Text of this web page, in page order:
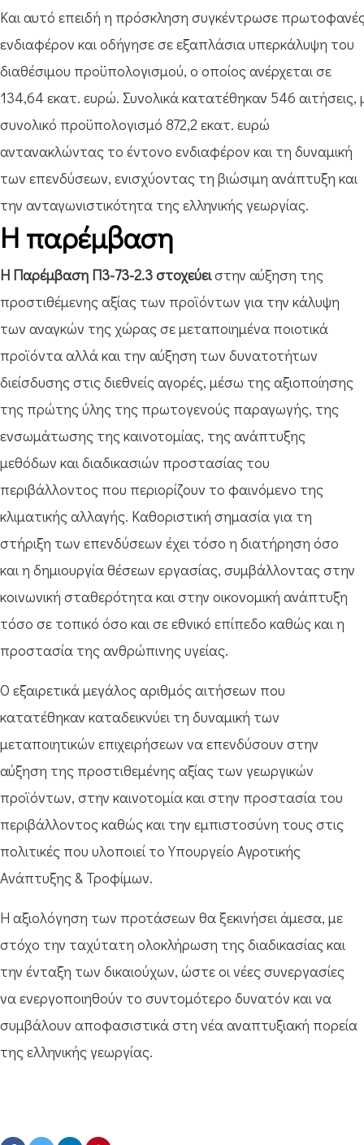
Και αυτό επειδή η πρόσκληση συγκέντρωσε
ενδιαφέρον και οδήγησε σε εξαπλάσια υπερκάλυψη του
διαθέσιμου προϋπολογισμού, ο οποίος ανέρχεται σε
134,64 εκατ. ευρώ. Συνολικά κατατέθηκαν 546 αιτήσεις,
συνολικό προϋπολογισμό 872,2 εκατ. ευρώ
αντανακλώντας το έντονο ενδιαφέρον και τη δυναμική
των επενδύσεων, ενισχύοντας τη βιώσιμη ανάπτυξη και
την ανταγωνιστικότητα της ελληνικής γεωργίας.
Η παρέμβαση
Η Παρέμβαση Π3-73-2.3 στοχεύειστην αύξηση της
προστιθέμενης αξίας των προϊόντων για την κάλυψη
των αναγκών της χώρας σε μεταποιημένα ποιοτικά
προϊόντα αλλά και την αύξηση των δυνατοτήτων
διείσδυσης στις διεθνείς αγορές, μέσω της αξιοποίησης
της πρώτης ύλης της πρωτογενούς παραγωγής, της
ενσωμάτωσης της καινοτομίας, της ανάπτυξης
μεθόδων και διαδικασιών προστασίας του
περιβάλλοντος που περιορίζουν το φαινόμενο της
κλιματικής αλλαγής. Καθοριστική σημασία για τη
στήριξη των επενδύσεων έχει τόσο η διατήρηση όσο
και η δημιουργία θέσεων εργασίας, συμβάλλοντας στην
κοινωνική σταθερότητα και στην οικονομική ανάπτυξη
τόσο σε τοπικό όσο και σε εθνικό επίπεδο καθώς και η
προστασία της ανθρώπινης υγείας.
Ο εξαιρετικά μεγάλος αριθμός αιτήσεων που
κατατέθηκαν καταδεικνύει τη δυναμική των
μεταποιητικών επιχειρήσεων να επενδύσουν στην
αύξηση της προστιθεμένης αξίας των γεωργικών
προϊόντων, στην καινοτομία και στην προστασία του
περιβάλλοντος καθώς και την εμπιστοσύνη τους στις
πολιτικές που υλοποιεί το Υπουργείο Αγροτικής
Ανάπτυξης & Τροφίμων.
Η αξιολόγηση των προτάσεων θα ξεκινήσει άμεσα, με
στόχο την ταχύτατη ολοκλήρωση της διαδικασίας και
την ένταξη των δικαιούχων, ώστε οι νέες συνεργασίες
να ενεργοποιηθούν το συντομότερο δυνατόν και να
συμβάλουν αποφασιστικά στη νέα αναπτυξιακή πορεία
της ελληνικής γεωργίας.